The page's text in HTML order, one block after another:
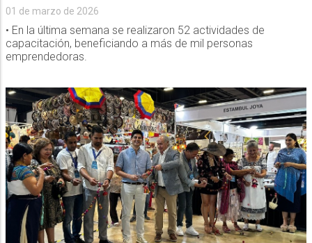
01 de marzo de 2026
• En la última semana se realizaron 52 actividades de
capacitación, beneficiando a más de mil personas
emprendedoras.